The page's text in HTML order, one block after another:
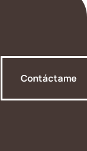
Contáctame